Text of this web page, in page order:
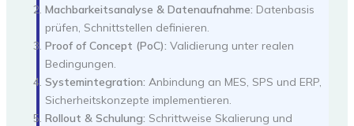
Machbarkeitsanalyse & Datenaufnahme: Datenbasis
prüfen, Schnittstellen definieren.
Proof of Concept (PoC): Validierung unter realen
Bedingungen.
Systemintegration: Anbindung an MES, SPS und ERP,
Sicherheitskonzepte implementieren.
Rollout & Schulung: Schrittweise Skalierung und